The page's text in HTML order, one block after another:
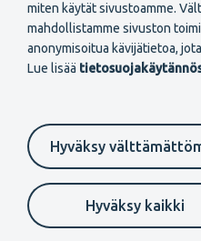
miten käytät sivustoamme.
mahdollistamme sivuston
anonymisoitua kävijätietoa,
Lue lisää
Hyväksy
Hyväksy kaikki
FI
Liity
Footer
Evästeasetukset
Ilmoituskanava
Suomeksi In English På